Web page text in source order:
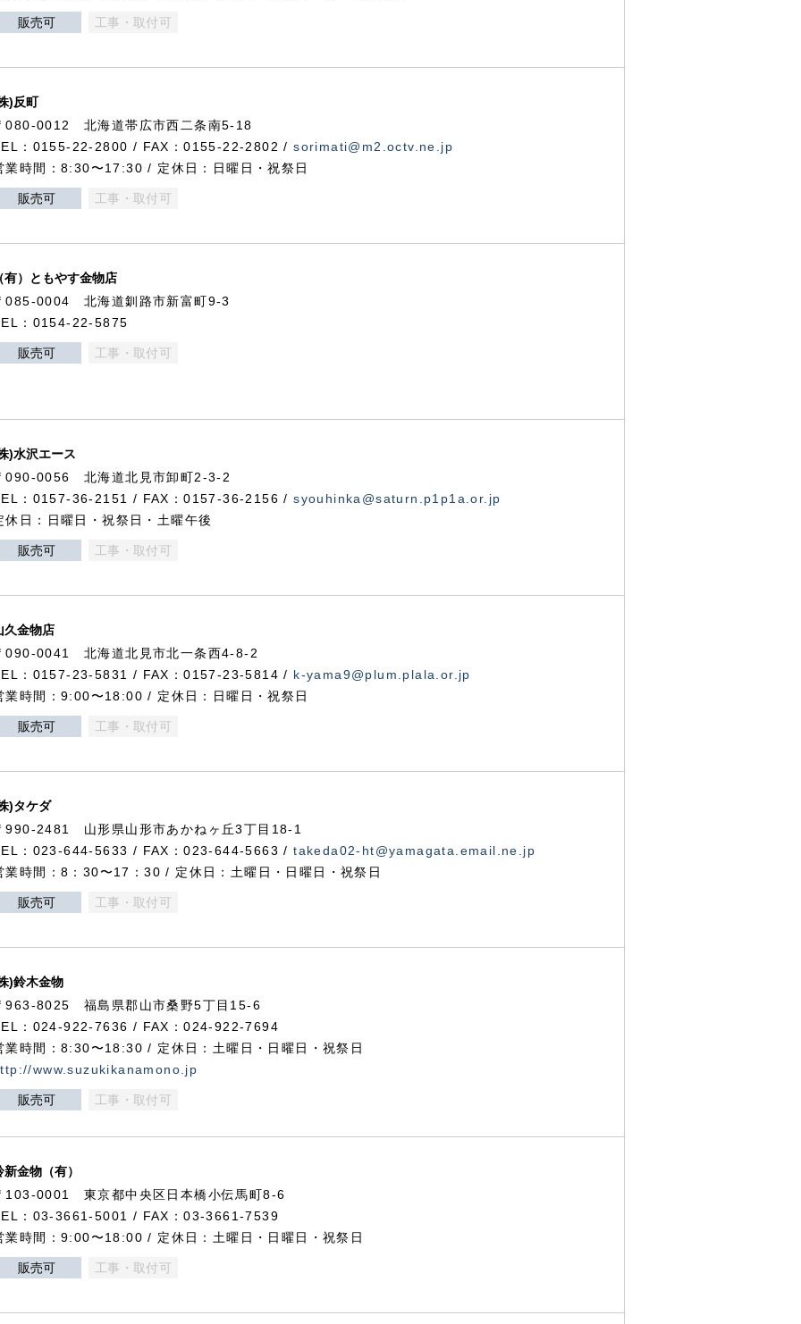
販売可 工事・取付可
)反町
080-0012 北海道帯広市西二条南5-18
：0155-22-2800 / FAX：0155-22-2802 /sorimati@m2.octv.ne.jp
業時間：8:30〜17:30 / 定休日：日曜日・祝祭日
販売可 工事・取付可
有）ともやす金物店
085-0004 北海道釧路市新富町9-3
：0154-22-5875
販売可 工事・取付可
)水沢エース
090-0056 北海道北見市卸町2-3-2
：0157-36-2151 / FAX：0157-36-2156 /syouhinka@saturn.p1p1a.or.jp
休日：日曜日・祝祭日・土曜午後
販売可 工事・取付可
久金物店
090-0041 北海道北見市北一条西4-8-2
：0157-23-5831 / FAX：0157-23-5814 / k-yama9@plum.plala.or.jp
業時間：9:00〜18:00 / 定休日：日曜日・祝祭日
販売可 工事・取付可
)タケダ
990-2481 山形県山形市あかねヶ丘3丁目18-1
：023-644-5633 / FAX：023-644-5663 /takeda02-ht@yamagata.email.ne.jp
業時間：8：30〜17：30 / 定休日：土曜日・日曜日・祝祭日
販売可 工事・取付可
)鈴木金物
963-8025 福島県郡山市桑野5丁目15-6
：024-922-7636 / FAX：024-922-7694
業時間：8:30〜18:30 / 定休日：土曜日・日曜日・祝祭日
www.suzukikanamono.jp
販売可 工事・取付可
新金物（有）
103-0001 東京都中央区日本橋小伝馬町8-6
：03-3661-5001 / FAX：03-3661-7539
業時間：9:00〜18:00 / 定休日：土曜日・日曜日・祝祭日
販売可 工事・取付可